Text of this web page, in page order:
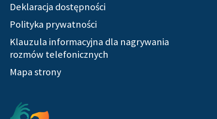
Deklaracja dostępności
Polityka prywatności
Klauzula informacyjna dla nagrywania
rozmów telefonicznych
Mapa strony
Serwisy społecznościowe